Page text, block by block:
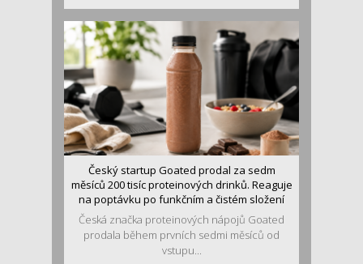
Český startup Goated prodal za sedm
měsíců 200 tisíc proteinových drinků. Reaguje
na poptávku po funkčním a čistém složení
Česká značka proteinových nápojů Goated
prodala během prvních sedmi měsíců od
vstupu...